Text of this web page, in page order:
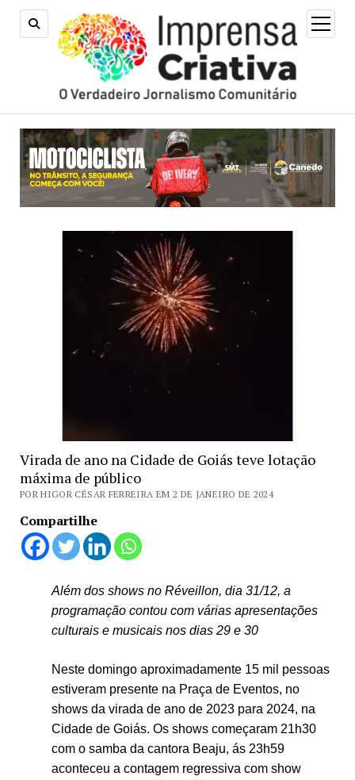
open
menu
Virada de ano na Cidade de Goiás teve lotação
máxima de público
POR HIGOR CÉSAR FERREIRA EM 2 DE JANEIRO DE 2024
Compartilhe
Além dos shows no Réveillon, dia 31/12, a
programação contou com várias apresentações
culturais e musicais nos dias 29 e 30
Neste domingo aproximadamente 15 mil pessoas
estiveram presente na Praça de Eventos, no
shows da virada de ano de 2023 para 2024, na
Cidade de Goiás. Os shows começaram 21h30
com o samba da cantora Beaju, ás 23h59
aconteceu a contagem regressiva com show